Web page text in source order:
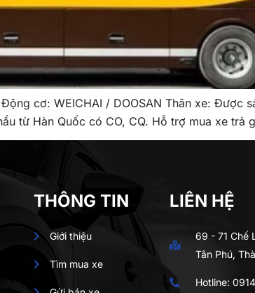
Động cơ: WEICHAI / DOOSAN Thân xe: Được
từ Hàn Quốc có CO, CQ. Hỗ trợ mua xe trả
THÔNG TIN
Giới thiệu
Tìm mua xe
LIÊN HỆ
69 - 71 Chế
Tân Phú,
Hotline: